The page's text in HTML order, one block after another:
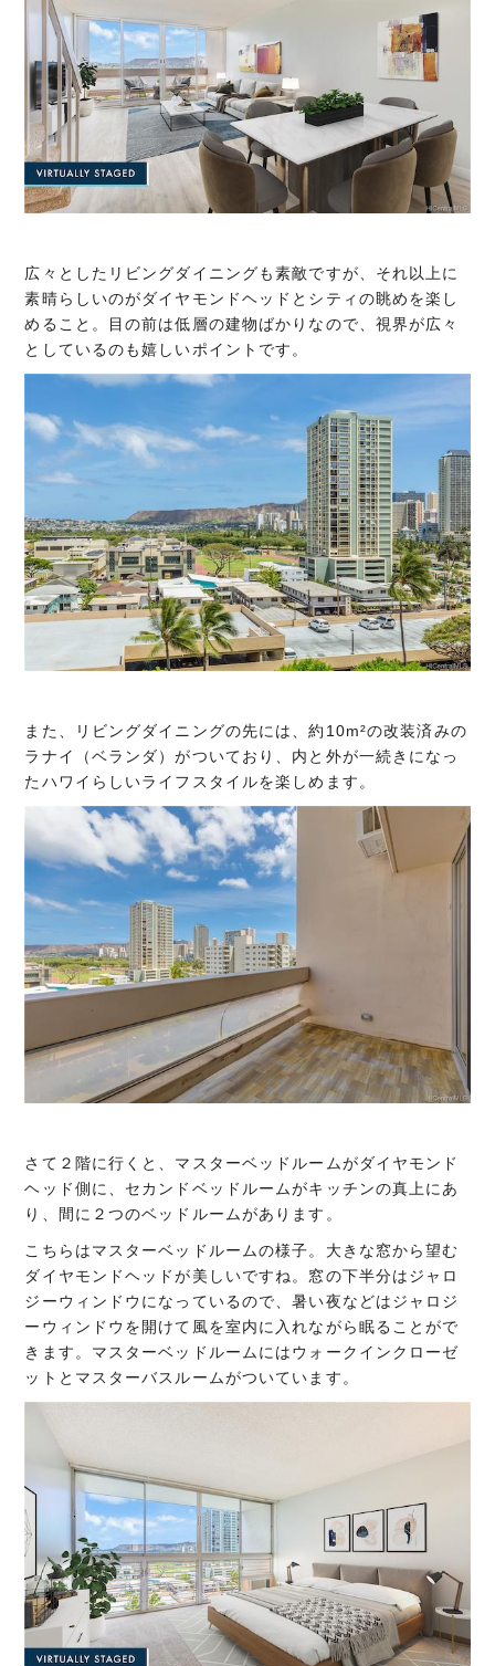
広々としたリビングダイニングも素敵ですが、それ以上に
素晴らしいのがダイヤモンドヘッドとシティの眺めを楽し
めること。目の前は低層の建物ばかりなので、視界が広々
としているのも嬉しいポイントです。
また、リビングダイニングの先には、約10m²の改装済みの
ラナイ（ベランダ）がついており、内と外が一続きになっ
たハワイらしいライフスタイルを楽しめます。
さて２階に行くと、マスターベッドルームがダイヤモンド
ヘッド側に、セカンドベッドルームがキッチンの真上にあ
り、間に２つのベッドルームがあります。
こちらはマスターベッドルームの様子。大きな窓から望む
ダイヤモンドヘッドが美しいですね。窓の下半分はジャロ
ジーウィンドウになっているので、暑い夜などはジャロジ
ーウィンドウを開けて風を室内に入れながら眠ることがで
きます。マスターベッドルームにはウォークインクローゼ
ットとマスターバスルームがついています。